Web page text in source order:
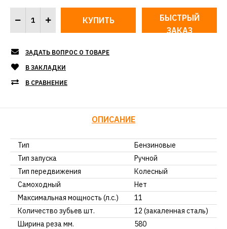
БЫСТРЫЙ
ЗАКАЗ
ЗАДАТЬ ВОПРОС О ТОВАРЕ
В ЗАКЛАДКИ
В СРАВНЕНИЕ
ОПИСАНИЕ
Тип
Бензиновые
Тип запуска
Ручной
Тип передвижения
Колесный
Самоходный
Нет
Максимальная мощность (л.с.)
11
Количество зубьев шт.
12 (закаленная сталь)
Ширина реза мм.
580